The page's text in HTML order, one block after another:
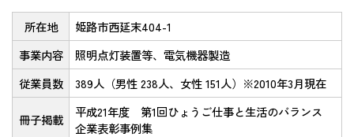
所在地
姫路市西延末404-1
事業内容
照明点灯装置等、電気機器製造
従業員数
389人（男性 238人、女性 151人）※2010年3月現在
冊子掲載
平成21年度 第1回ひょうご仕事と生活のバランス
企業表彰事例集